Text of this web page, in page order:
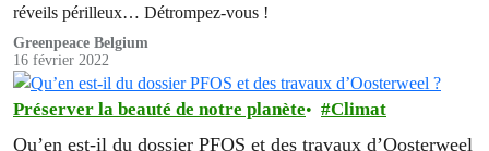
réveils périlleux… Détrompez-vous !
Greenpeace Belgium
16 février 2022
Préserver la beauté de notre planète Climat
Qu’en est-il du dossier PFOS et des travaux d’Oosterweel